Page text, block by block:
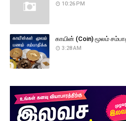
10:26 PM
காயின் (Coin) மூலம்
3:28 AM